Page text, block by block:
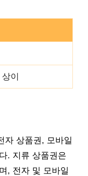
이
자 상품권, 모바일
. 지류 상품권은
, 전자 및 모바일